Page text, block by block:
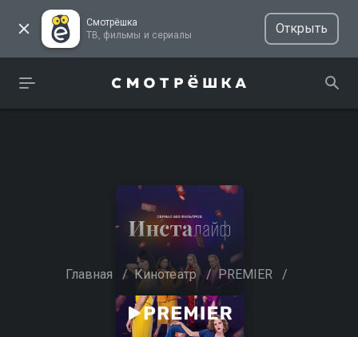
Смотрёшка
ТВ, фильмы и сериалы
Открыть
Главная / Кинотеатр / PREMIER /